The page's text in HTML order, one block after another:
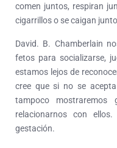
comen juntos, respiran
cigarrillos o se caigan
David. B. Chamberlain
fetos para socializarse,
estamos lejos de
cree que si no se
tampoco
relacionarnos con
gestación.